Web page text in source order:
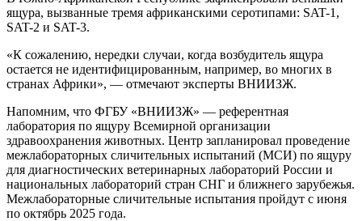
ящура, вызванные тремя африканскими серотипами: SAT-1,
SAT-2 и SAT-3.
«К сожалению, нередки случаи, когда возбудитель ящура
остается не идентифицированным, например, во многих в
странах Африки», — отмечают эксперты ВНИИЗЖ.
Напомним, что ФГБУ «ВНИИЗЖ» — референтная
лаборатория по ящуру Всемирной организации
здравоохранения животных. Центр запланировал проведение
межлабораторных сличительных испытаний (МСИ) по ящуру
для диагностических ветеринарных лабораторий России и
национальных лабораторий стран СНГ и ближнего зарубежья.
Межлабораторные сличительные испытания пройдут с июня
по октябрь 2025 года.